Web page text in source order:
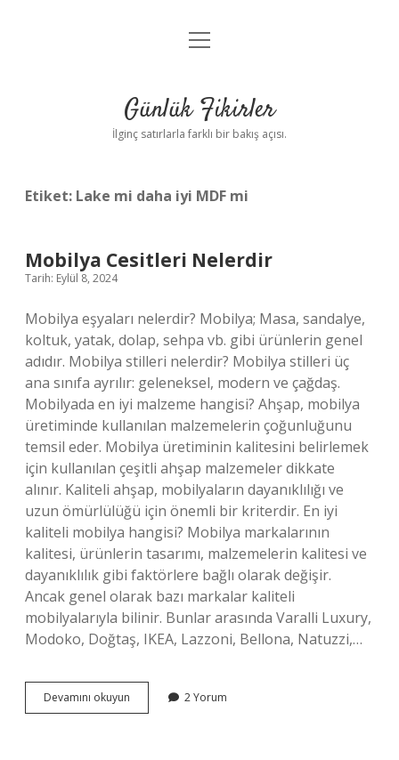
Anasayfa
Yasal Uyarı
menüyü
Günlük Fikirler
İlginç satırlarla farklı bir bakış açısı.
Etiket: Lake mi daha iyi MDF mi
Mobilya Cesitleri Nelerdir
Tarih: Eylül 8, 2024
Mobilya eşyaları nelerdir? Mobilya; Masa, sandalye,
koltuk, yatak, dolap, sehpa vb. gibi ürünlerin genel
adıdır. Mobilya stilleri nelerdir? Mobilya stilleri üç
ana sınıfa ayrılır: geleneksel, modern ve çağdaş.
Mobilyada en iyi malzeme hangisi? Ahşap, mobilya
üretiminde kullanılan malzemelerin çoğunluğunu
temsil eder. Mobilya üretiminin kalitesini belirlemek
için kullanılan çeşitli ahşap malzemeler dikkate
alınır. Kaliteli ahşap, mobilyaların dayanıklılığı ve
uzun ömürlülüğü için önemli bir kriterdir. En iyi
kaliteli mobilya hangisi? Mobilya markalarının
kalitesi, ürünlerin tasarımı, malzemelerin kalitesi ve
dayanıklılık gibi faktörlere bağlı olarak değişir.
Ancak genel olarak bazı markalar kaliteli
mobilyalarıyla bilinir. Bunlar arasında Varalli Luxury,
Modoko, Doğtaş, IKEA, Lazzoni, Bellona, ​​​​​​​​Natuzzi,…
Devamını okuyun Mobilya
Cesitleri
2 Yorum